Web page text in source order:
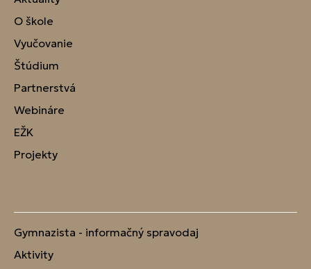
O škole
Vyučovanie
Štúdium
Partnerstvá
Webináre
EŽK
Projekty
Gymnazista - informačný spravodaj
Aktivity